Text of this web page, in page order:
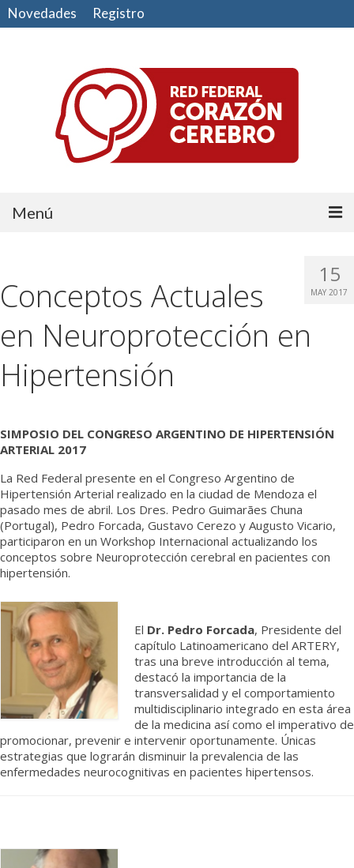
Novedades Registro
Menú
CUIDE SU CORAZÓN
HAGA EJERCICIO
Médicos
15
MAY 2017
Conceptos Actuales
en Neuroprotección en
Hipertensión
SIMPOSIO DEL CONGRESO ARGENTINO DE HIPERTENSIÓN
ARTERIAL 2017
La Red Federal presente en el Congreso Argentino de
Hipertensión Arterial realizado en la ciudad de Mendoza el
pasado mes de abril. Los Dres. Pedro Guimarães Chuna
(Portugal), Pedro Forcada, Gustavo Cerezo y Augusto Vicario,
participaron en un Workshop Internacional actualizando los
conceptos sobre Neuroprotección cerebral en pacientes con
hipertensión.
El Dr. Pedro Forcada, Presidente del
capítulo Latinoamericano del ARTERY,
tras una breve introducción al tema,
destacó la importancia de la
transversalidad y el comportamiento
multidisciplinario integrado en esta área
de la medicina así como el imperativo de
promocionar, prevenir e intervenir oportunamente. Únicas
estrategias que lograrán disminuir la prevalencia de las
enfermedades neurocognitivas en pacientes hipertensos.